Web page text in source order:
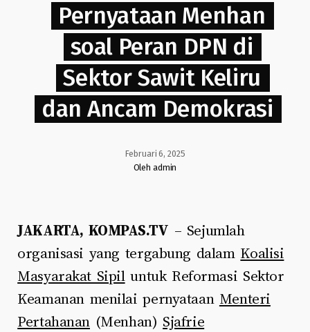
Pernyataan Menhan
soal Peran DPN di
Sektor Sawit Keliru
dan Ancam Demokrasi
Februari 6, 2025
Oleh admin
JAKARTA, KOMPAS.TV – Sejumlah
organisasi yang tergabung dalam Koalisi
Masyarakat Sipiluntuk Reformasi Sektor
Keamanan menilai pernyataan Menteri
Pertahanan (Menhan) Sjafrie